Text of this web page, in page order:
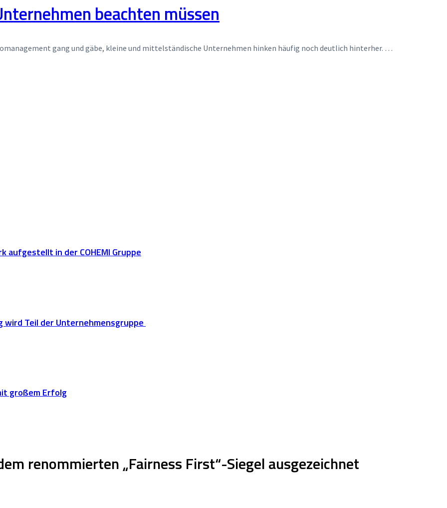
beachten müssen
gang und gäbe, kleine und mittel­ständische Unternehmen hinken häufig noch deutlich hinterher. …
aufgestellt in der COHEMI Gruppe
wird Teil der Unternehmensgruppe
großem Erfolg
renommierten „Fairness First“-Siegel ausgezeichnet